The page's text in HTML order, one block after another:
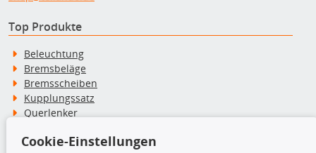
Top Produkte
Beleuchtung
Bremsbeläge
Bremsscheiben
Kupplungssatz
Querlenker
Stoßdämpfer
Cookie-Einstellungen